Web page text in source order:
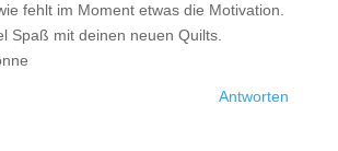
fehlt im Moment etwas die Motivation.
Spaß mit deinen neuen Quilts.
Antworten